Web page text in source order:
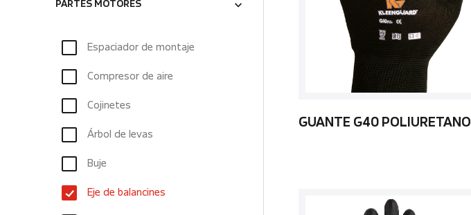
PARTES MOTORES
Espaciador de montaje
Compresor de aire
Cojinetes
Árbol de levas
Buje
Eje de balancines
GUANTE G40 POLIURETANO